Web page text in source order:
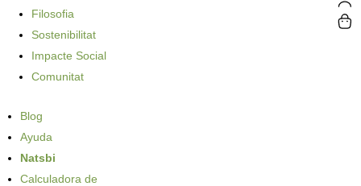
Filosofia
Sostenibilitat
Impacte Social
Comunitat
Blog
Ayuda
Natsbi
Calculadora de